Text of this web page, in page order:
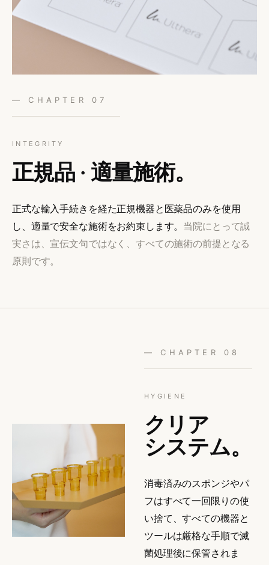
— CHAPTER 07
INTEGRITY
正規品 · 適量施術。
正式な輸入手続きを経た正規機器と医薬品のみを使用
し、適量で安全な施術をお約束します。 当院にとって誠
実さは、宣伝文句ではなく、すべての施術の前提となる
原則です。
— CHAPTER 08
HYGIENE
クリア
システム。
消毒済みのスポンジやパ
フはすべて一回限りの使
い捨て、すべての機器と
ツールは厳格な手順で滅
菌処理後に保管されま